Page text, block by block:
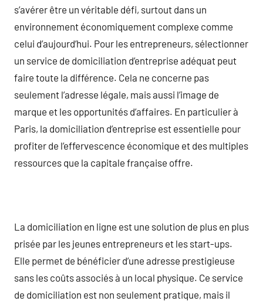
s’avérer être un véritable défi, surtout dans un
environnement économiquement complexe comme
celui d’aujourd’hui. Pour les entrepreneurs, sélectionner
un service de domiciliation d’entreprise adéquat peut
faire toute la différence. Cela ne concerne pas
seulement l’adresse légale, mais aussi l’image de
marque et les opportunités d’affaires. En particulier à
Paris, la domiciliation d’entreprise est essentielle pour
profiter de l’effervescence économique et des multiples
ressources que la capitale française offre.
La domiciliation en ligne est une solution de plus en plus
prisée par les jeunes entrepreneurs et les start-ups.
Elle permet de bénéficier d’une adresse prestigieuse
sans les coûts associés à un local physique. Ce service
de domiciliation est non seulement pratique, mais il